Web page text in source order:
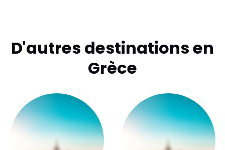
D'autres destinations en
Grèce